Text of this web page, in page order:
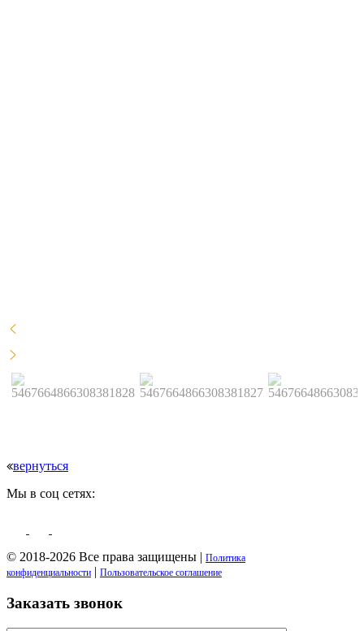
вернуться
Мы в соц сетях:
© 2018-2026 Все права защищены | Политика
конфиденциальности | Пользовательское соглашение
Заказать звонок